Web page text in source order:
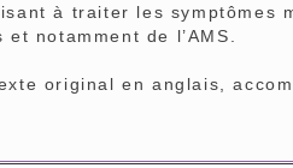
à traiter les symptômes
notamment de l’AMS.
original en anglais,